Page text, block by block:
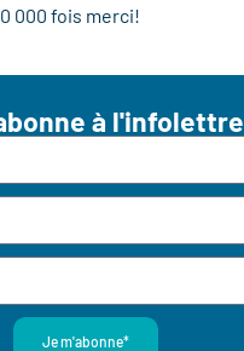
000 fois merci!
à l'infolettre
Je m'abonne*